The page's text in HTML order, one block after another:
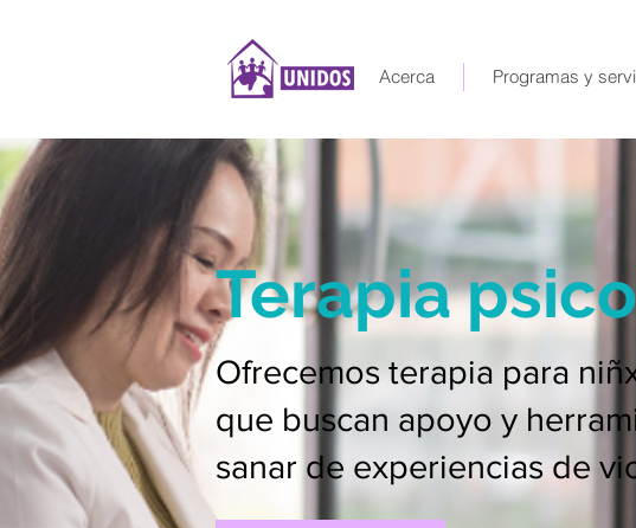
Acerca Programas y
Terapia
Ofrecemos terapia para
que buscan apoyo y
sanar de experiencias de